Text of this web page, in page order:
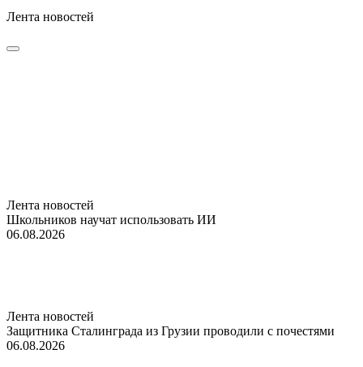
Лента новостей
Лента новостей
Школьников научат использовать ИИ
06.08.2026
Лента новостей
Защитника Сталинграда из Грузии проводили с почестями
06.08.2026